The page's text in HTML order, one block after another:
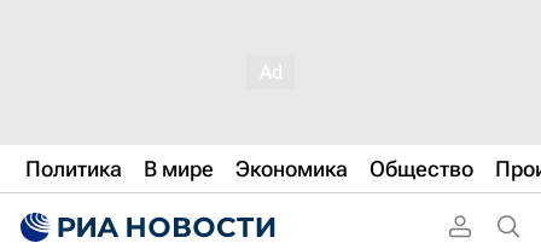
Политика В мире Экономика Общество